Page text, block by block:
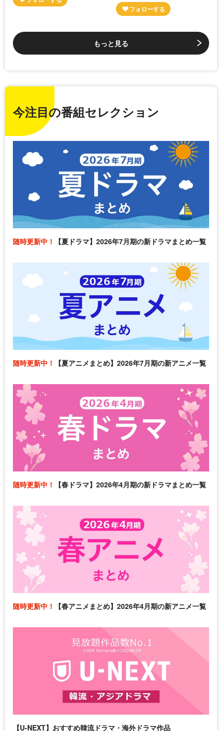
もっと見る
今注目の番組セレクション
随時更新中！ 【夏ドラマ】2026年7月期の新ドラマまとめ一覧
随時更新中！ 【夏アニメまとめ】2026年7月期の新アニメ一覧
随時更新中！ 【春ドラマ】2026年4月期の新ドラマまとめ一覧
随時更新中！ 【春アニメまとめ】2026年4月期の新アニメ一覧
【U-NEXT】おすすめ韓流ドラマ・海外ドラマ作品